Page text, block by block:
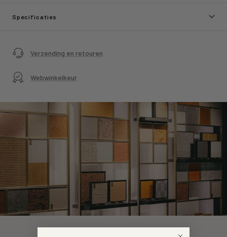
Specificaties
Verzending en retouren
Webwinkelkeur